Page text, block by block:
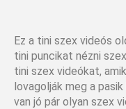
Ez a tini szex videós
tini puncikat nézni
tini szex videókat,
lovagolják meg a
van jó pár olyan szex